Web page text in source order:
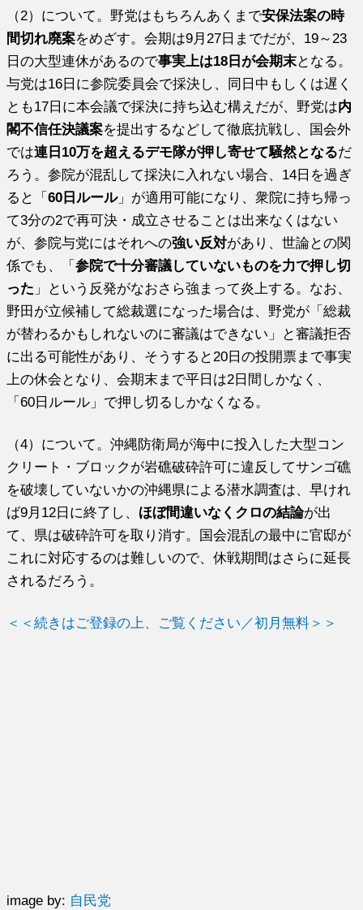
（2）について。野党はもちろんあくまで安保法案の時
間切れ廃案をめざす。会期は9月27日までだが、19～23
日の大型連休があるので事実上は18日が会期末となる。
与党は16日に参院委員会で採決し、同日中もしくは遅く
とも17日に本会議で採決に持ち込む構えだが、野党は内
閣不信任決議案を提出するなどして徹底抗戦し、国会外
では連日10万を超えるデモ隊が押し寄せて騒然となるだ
ろう。参院が混乱して採決に入れない場合、14日を過ぎ
ると「60日ルール」が適用可能になり、衆院に持ち帰っ
て3分の2で再可決・成立させることは出来なくはない
が、参院与党にはそれへの強い反対があり、世論との関
係でも、「参院で十分審議していないものを力で押し切
った 」という反発がなおさら強まって炎上する。なお、
野田が立候補して総裁選になった場合は、野党が「総裁
が替わるかもしれないのに審議はできない」と審議拒否
に出る可能性があり、そうすると20日の投開票まで事実
上の休会となり、会期末まで平日は2日間しかなく、
「60日ルール」で押し切るしかなくなる。
（4）について。沖縄防衛局が海中に投入した大型コン
クリート・ブロックが岩礁破砕許可に違反してサンゴ礁
を破壊していないかの沖縄県による潜水調査は、早けれ
ば9月12日に終了し、 ほぼ間違いなくクロの結論が出
て、県は破砕許可を取り消す。国会混乱の最中に官邸が
これに対応するのは難しいので、休戦期間はさらに延長
されるだろう。
＜＜続きはご登録の上、ご覧ください／初月無料＞＞
image by: 自民党